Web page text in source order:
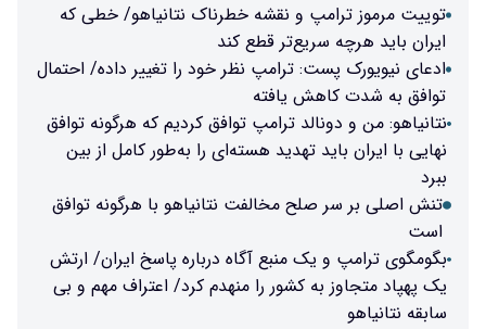
توییت مرموز ترامپ و نقشه خطرناک نتانیاهو/ خطی که
ایران باید هرچه سریع‌تر قطع کند
ادعای نیویورک پست: ترامپ نظر خود را تغییر داده/ احتمال
توافق به شدت کاهش یافته
نتانیاهو: من و دونالد ترامپ توافق کردیم که هرگونه توافق
نهایی با ایران باید تهدید هسته‌ای را به‌طور کامل از بین
ببرد
تنش اصلی بر سر صلح مخالفت نتانیاهو با هرگونه توافق
است
بگومگوی ترامپ و یک منبع آگاه درباره پاسخ ایران/ ارتش
یک پهپاد متجاوز به کشور را منهدم‌ کرد/ اعتراف مهم و بی
سابقه نتانیاهو